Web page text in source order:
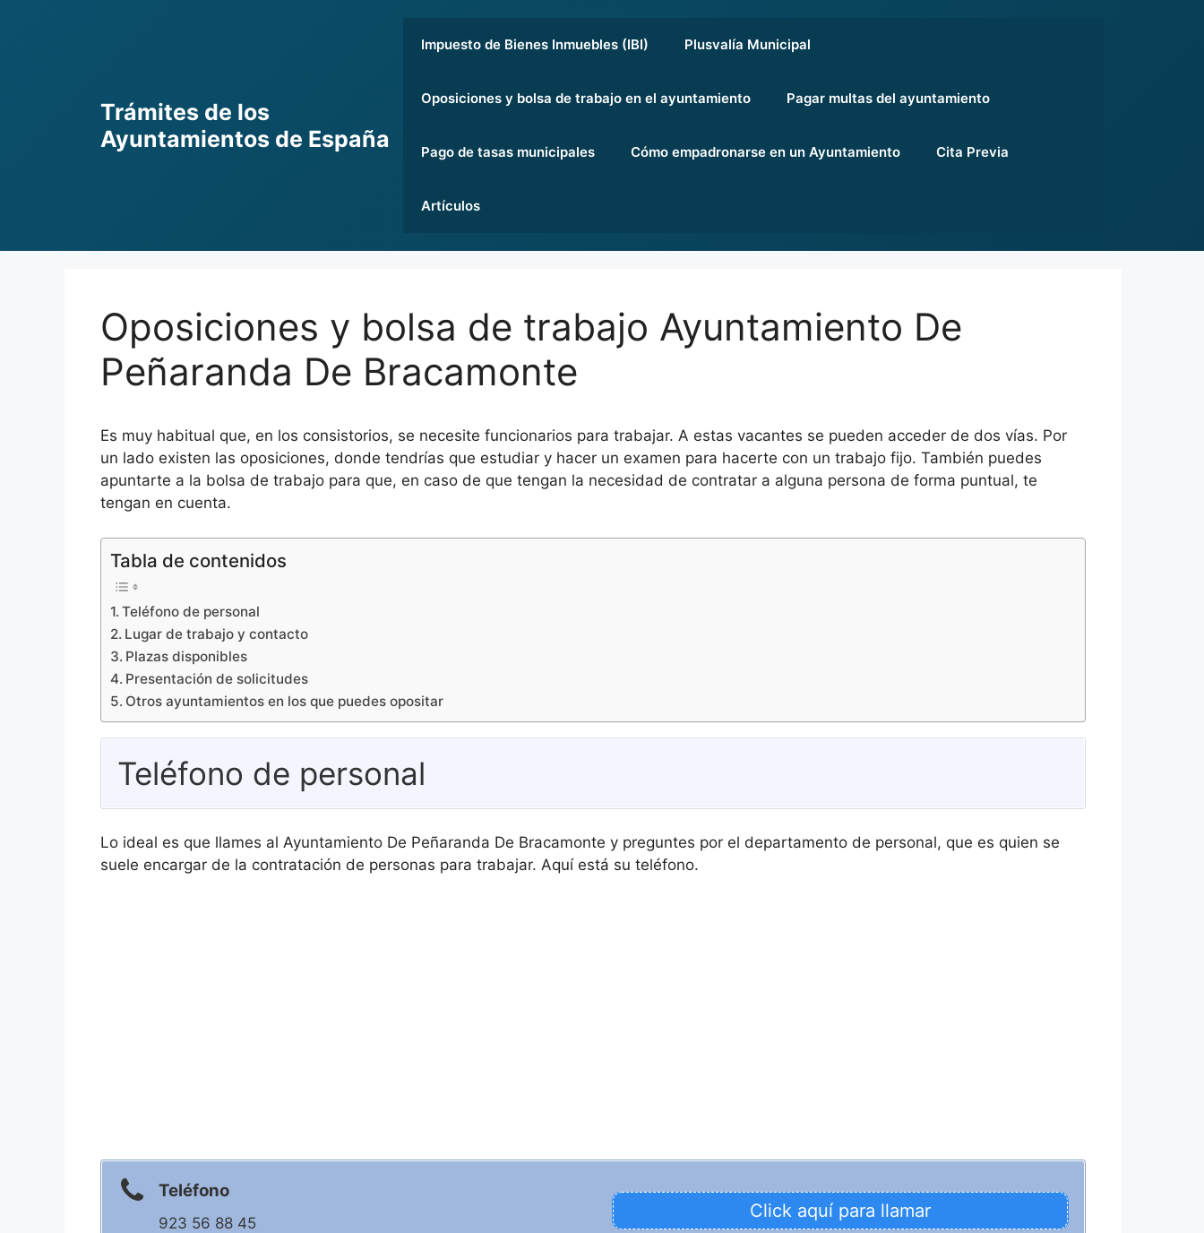
Trámites de los
Ayuntamientos de España
Impuesto de Bienes Inmuebles (IBI) Plusvalía Municipal
Oposiciones y bolsa de trabajo en el ayuntamiento Pagar multas del ayuntamiento
Pago de tasas municipales Cómo empadronarse en un Ayuntamiento Cita Previa
Artículos
Oposiciones y bolsa de trabajo Ayuntamiento De
Peñaranda De Bracamonte
Es muy habitual que, en los consistorios, se necesite funcionarios para trabajar. A estas vacantes se pueden acceder de dos vías. Por
un lado existen las oposiciones, donde tendrías que estudiar y hacer un examen para hacerte con un trabajo fijo. También puedes
apuntarte a la bolsa de trabajo para que, en caso de que tengan la necesidad de contratar a alguna persona de forma puntual, te
tengan en cuenta.
Tabla de contenidos
Teléfono de personal
Lugar de trabajo y contacto
Plazas disponibles
Presentación de solicitudes
Otros ayuntamientos en los que puedes opositar
Teléfono de personal
Lo ideal es que llames al Ayuntamiento De Peñaranda De Bracamonte y preguntes por el departamento de personal, que es quien se
suele encargar de la contratación de personas para trabajar. Aquí está su teléfono.
Teléfono
923 56 88 45
Click aquí para llamar